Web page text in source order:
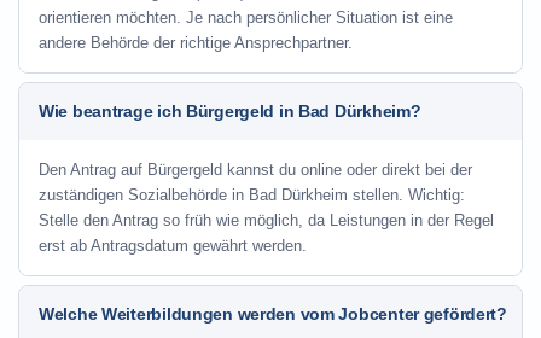
orientieren möchten. Je nach persönlicher Situation ist eine
andere Behörde der richtige Ansprechpartner.
Wie beantrage ich Bürgergeld in Bad Dürkheim?
Den Antrag auf Bürgergeld kannst du online oder direkt bei der
zuständigen Sozialbehörde in Bad Dürkheim stellen. Wichtig:
Stelle den Antrag so früh wie möglich, da Leistungen in der Regel
erst ab Antragsdatum gewährt werden.
Welche Weiterbildungen werden vom Jobcenter gefördert?